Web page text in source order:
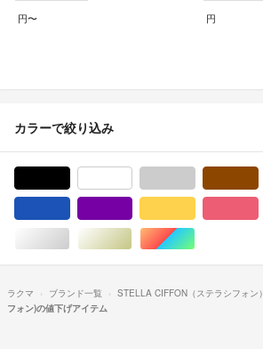
円〜 円
カラーで絞り込み
シルバー/銀色系ゴールド/金色系マルチカラー
ラクマ ブランド一覧 STELLA CIFFON（ステラシフォン）
フォン)の値下げアイテム